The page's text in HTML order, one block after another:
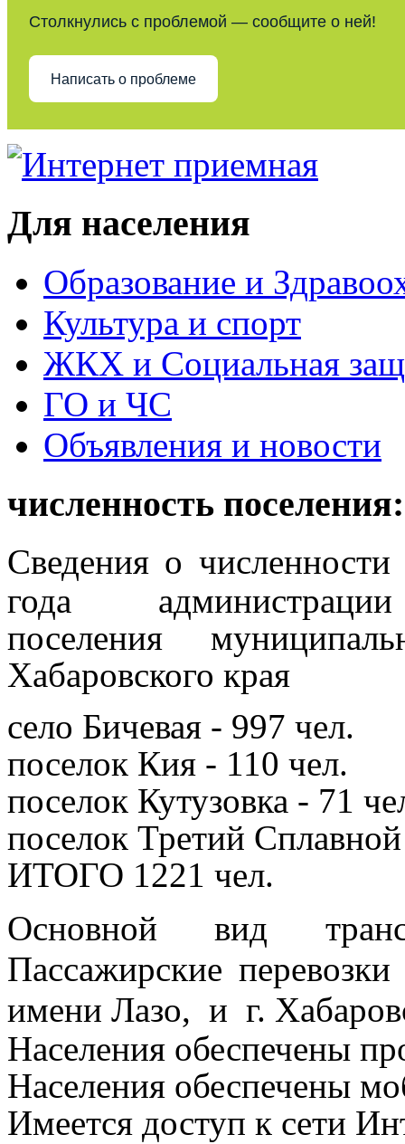
Столкнулись с проблемой — сообщите о ней!
Написать о проблеме
Для населения
Образование и
Культура и спорт
ЖКХ и Социальная
ГО и ЧС
Объявления и новости
численность поселения:
Сведения о
года
поселения
Хабаровского края
село Бичевая - 997 чел.
поселок Кия - 110 чел.
поселок Кутузовка - 71
поселок Третий
ИТОГО 1221 чел.
Основной вид
Пассажирские
имени Лазо, и г.
Населения обеспечены
Населения обеспечены
Имеется доступ к сети